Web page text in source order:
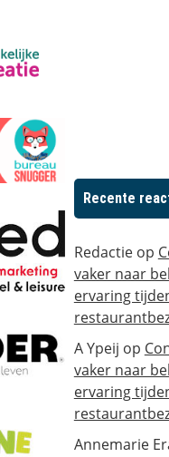
Recente
Redactieop
vaker naar
ervaring
A Ypeij op
vaker naar
ervaring
Annemarie